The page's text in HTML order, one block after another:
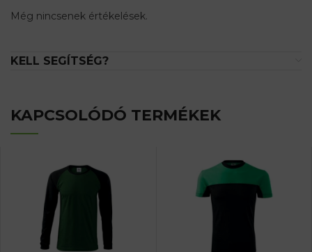
Még nincsenek értékelések.
KELL SEGÍTSÉG?
KAPCSOLÓDÓ TERMÉKEK